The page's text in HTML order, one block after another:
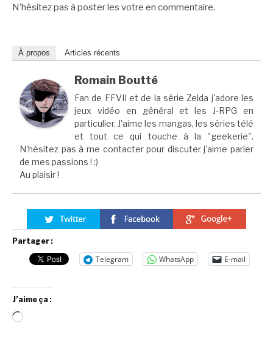
N’hésitez pas à poster les votre en commentaire.
À propos Articles récents
Romain Boutté
Fan de FFVII et de la série Zelda j'adore les
jeux vidéo en général et les J-RPG en
particulier. J'aime les mangas, les séries télé
et tout ce qui touche à la "geekerie".
N'hésitez pas à me contacter pour discuter j'aime parler
de mes passions ! :)
Au plaisir !
Partager :
Telegram WhatsApp E-mail
J’aime ça :
Chargement…